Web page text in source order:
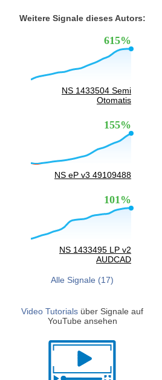
Weitere Signale dieses Autors:
615%
NS 1433504 Semi
Otomatis
155%
NS eP v3 49109488
101%
NS 1433495 LP v2
AUDCAD
Alle Signale (17)
Video Tutorials über Signale auf
YouTube ansehen